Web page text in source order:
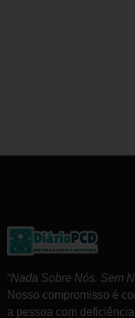
“Nada Sobre Nós. Sem
Nosso compromisso é
a pessoa com